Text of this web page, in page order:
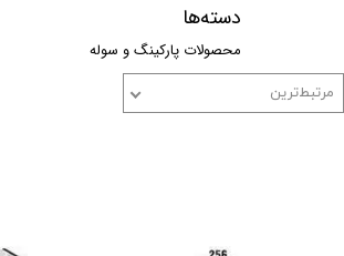
دسته‌ها
محصولات پارکینگ و سوله
مرتبط‌ترین